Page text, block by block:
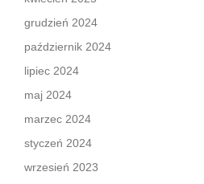
grudzień 2024
październik 2024
lipiec 2024
maj 2024
marzec 2024
styczeń 2024
wrzesień 2023